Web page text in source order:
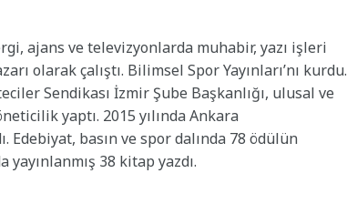
ajans ve televizyonlarda muhabir, yazı işleri
olarak çalıştı. Bilimsel Spor Yayınları’nı kurdu.
Sendikası İzmir Şube Başkanlığı, ulusal ve
yaptı. 2015 yılında Ankara
Edebiyat, basın ve spor dalında 78 ödülün
38 kitap yazdı.